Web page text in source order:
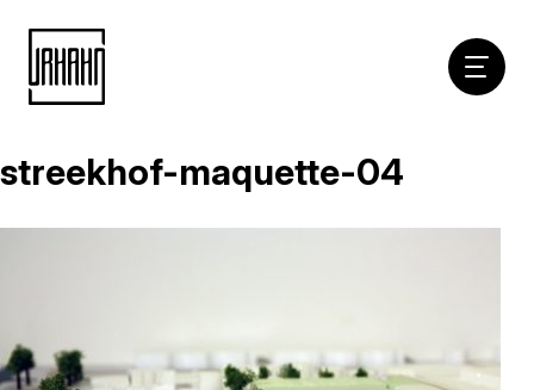
Naar
streekhof-maquette-04